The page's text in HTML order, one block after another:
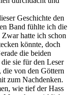
Geschichte den
Band fühlte ich die
hatte ich schon
könnte, doch
die beiden
sie für den Leser
die von den Göttern
zum Nachdenken.
wie tief der Hass